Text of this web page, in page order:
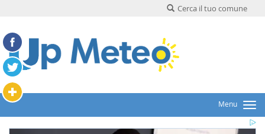
Cerca il tuo comune
Menu